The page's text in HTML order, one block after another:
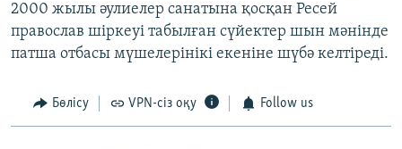
2000 жылы әулиелер санатына қосқан Ресей
православ шіркеуі табылған сүйектер шын мәнінде
патша отбасы мүшелерінікі екеніне шүбә келтіреді.
Бөлісу VPN-сіз оқу Follow us